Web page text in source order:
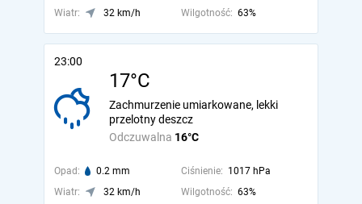
Wiatr: 32 km/h Wilgotność: 63%
23:00
17°C
Odczuwalna 16°C
Zachmurzenie umiarkowane, lekki
przelotny deszcz
Opad: 0.2 mm Ciśnienie: 1017 hPa
Wiatr:
32 km/h Wilgotność: 63%